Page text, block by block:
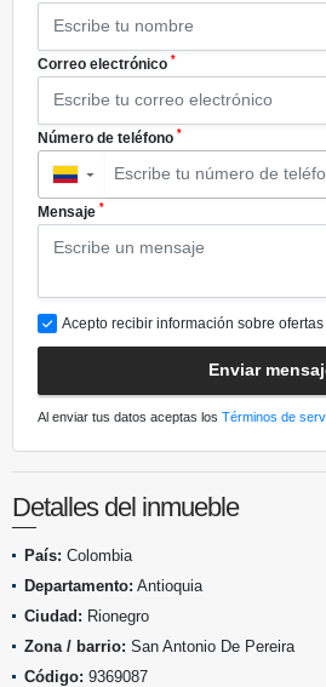
Correo electrónico *
Número de teléfono *
▼
Mensaje *
Acepto recibir información sobre
Enviar
Al enviar tus datos aceptas los Términos de
Detalles del inmueble
País: Colombia
Departamento: Antioquia
Ciudad: Rionegro
Zona / barrio: San Antonio De Pereira
Código: 9369087